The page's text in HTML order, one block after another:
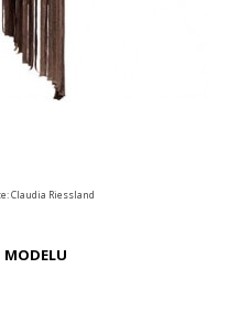
Claudia Riessland
MODELU